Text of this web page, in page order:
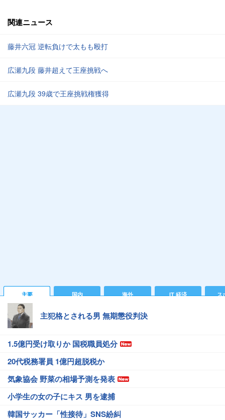
関連ニュース
藤井六冠 逆転負けで太もも殴打
広瀬九段 藤井超えて王座挑戦へ
広瀬九段 39歳で王座挑戦権獲得
主要 国内 海外 IT 経済 ス
主犯格とされる男 無期懲役判決
1.5億円受け取りか 国税職員処分
20代税務署員 1億円超脱税か
気象協会 野菜の相場予測を発表
小学生の女の子にキス 男を逮捕
韓国サッカー「性接待」SNS紛糾